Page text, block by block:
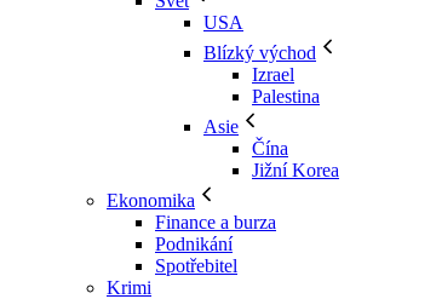
USA
Blízký východ
Izrael
Palestina
Asie
Čína
Jižní Korea
Ekonomika
Finance a burza
Podnikání
Spotřebitel
Krimi